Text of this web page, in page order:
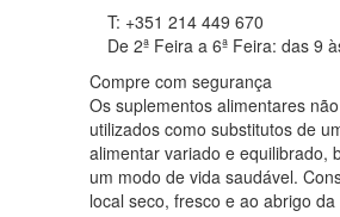
T: +351 214 449 670
De 2ª Feira a 6ª Feira: das 9
Compre com segurança
Os suplementos alimentares
utilizados como substitutos de
alimentar variado e equilibrado,
um modo de vida saudável.
local seco, fresco e ao abrigo